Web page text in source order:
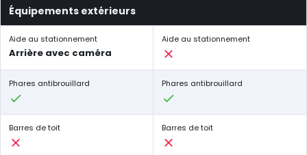
Équipements extérieurs
Aide au stationnement
Arrière avec caméra
Aide au stationnement
Phares antibrouillard Phares antibrouillard
Barres de toit Barres de toit